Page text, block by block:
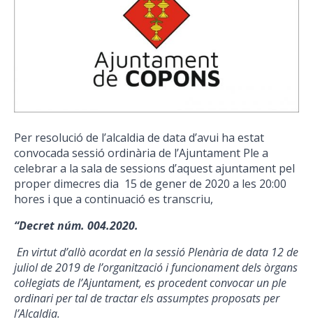
Per resolució de l’alcaldia de data d’avui ha estat
convocada sessió ordinària de l’Ajuntament Ple a
celebrar a la sala de sessions d’aquest ajuntament pel
proper dimecres dia 15 de gener de 2020 a les 20:00
hores i que a continuació es transcriu,
“Decretnúm. 004.2020.
En virtut d’allò acordat en la sessió Plenària de data 12 de
juliol de 2019 de l’organització i funcionament dels òrgans
col·legiats de l’Ajuntament, es procedent convocar un ple
ordinari per tal de tractar els assumptes proposats per
l’Alcaldia.